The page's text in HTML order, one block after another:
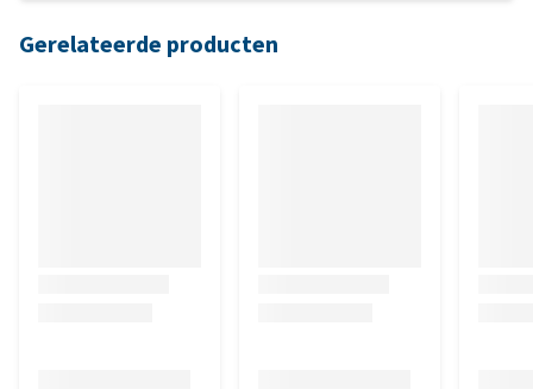
Gerelateerde producten